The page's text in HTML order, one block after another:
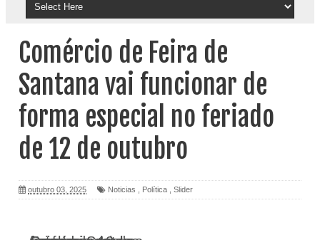
Comércio de Feira de
Santana vai funcionar de
forma especial no feriado
de 12 de outubro
outubro 03, 2025 Noticias Política Slider